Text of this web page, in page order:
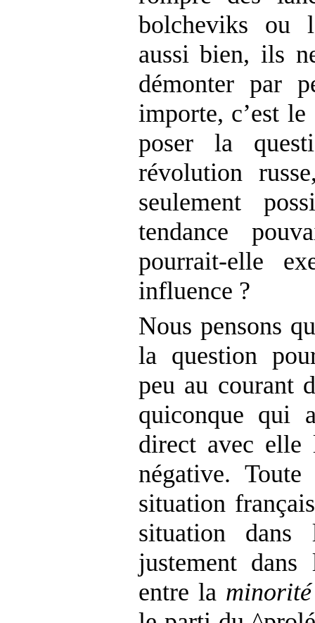
bolcheviks ou
aussi bien, ils
démonter par
importe, c’est
poser la
révolution
seulement
tendance
pourrait-elle
influence ?
Nous pensons
la question
peu au courant
quiconque qui
direct avec elle
négative.
situation
situation dans
justement
entre la